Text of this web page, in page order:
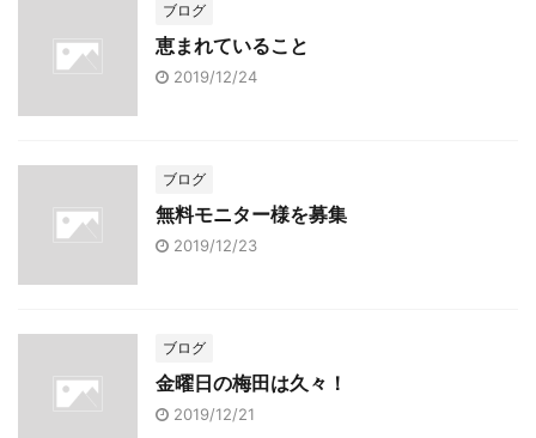
ブログ
恵まれていること
2019/12/24
ブログ
無料モニター様を募集
2019/12/23
ブログ
金曜日の梅田は久々！
2019/12/21